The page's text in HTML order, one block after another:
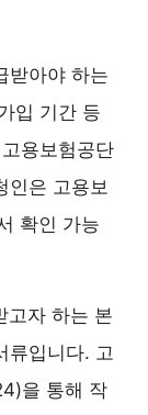
받아야 하는
입 기간 등
용보험공단
인은 고용보
확인 가능
고자 하는 본
류입니다. 고
을 통해 작